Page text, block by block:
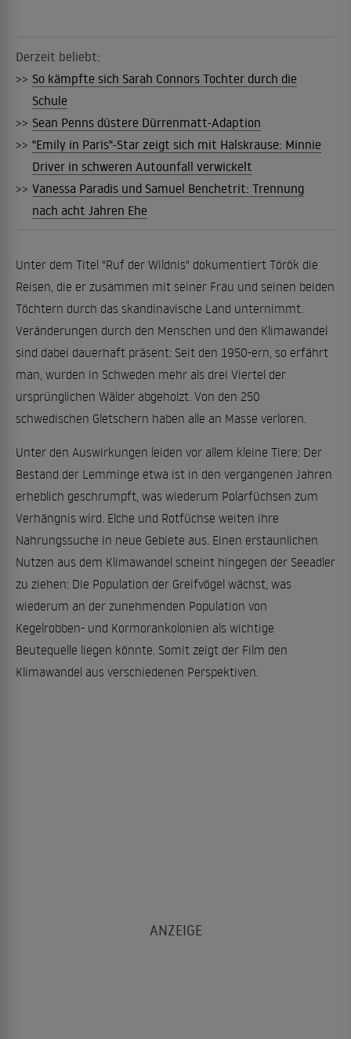
Derzeit beliebt:
>> So kämpfte sich Sarah Connors Tochter durch die
Schule
>> Sean Penns düstere Dürrenmatt-Adaption
>> "Emily in Paris"-Star zeigt sich mit Halskrause: Minnie
Driver in schweren Autounfall verwickelt
>> Vanessa Paradis und Samuel Benchetrit: Trennung
nach acht Jahren Ehe
Unter dem Titel "Ruf der Wildnis" dokumentiert Török die
Reisen, die er zusammen mit seiner Frau und seinen beiden
Töchtern durch das skandinavische Land unternimmt.
Veränderungen durch den Menschen und den Klimawandel
sind dabei dauerhaft präsent: Seit den 1950-ern, so erfährt
man, wurden in Schweden mehr als drei Viertel der
ursprünglichen Wälder abgeholzt. Von den 250
schwedischen Gletschern haben alle an Masse verloren.
Unter den Auswirkungen leiden vor allem kleine Tiere: Der
Bestand der Lemminge etwa ist in den vergangenen Jahren
erheblich geschrumpft, was wiederum Polarfüchsen zum
Verhängnis wird. Elche und Rotfüchse weiten ihre
Nahrungssuche in neue Gebiete aus. Einen erstaunlichen
Nutzen aus dem Klimawandel scheint hingegen der Seeadler
zu ziehen: Die Population der Greifvögel wächst, was
wiederum an der zunehmenden Population von
Kegelrobben- und Kormorankolonien als wichtige
Beutequelle liegen könnte. Somit zeigt der Film den
Klimawandel aus verschiedenen Perspektiven.